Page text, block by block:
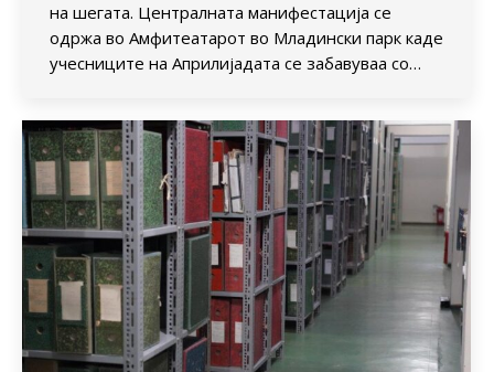
на шегата. Централната манифестација се
одржа во Амфитеатарот во Младински парк каде
учесниците на Априлијадата се забавуваа со…